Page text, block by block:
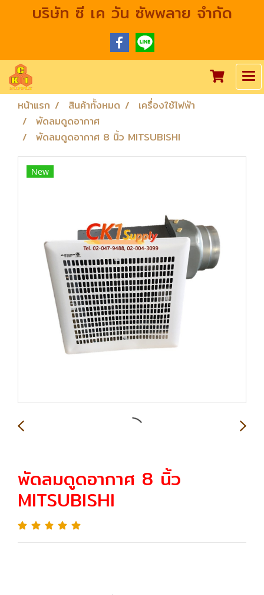
บริษัท ซี เค วัน ซัพพลาย จำกัด
หน้าแรก สินค้าทั้งหมด
เครื่องใช้ไฟฟ้า
พัดลมดูดอากาศ
พัดลมดูดอากาศ 8 นิ้ว MITSUBISHI
New
พัดลมดูดอากาศ 8 นิ้ว
MITSUBISHI